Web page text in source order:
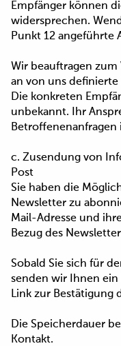
Empfänger können
widersprechen.
Punkt 12 angeführte
Wir beauftragen
an von uns definierte
Die konkreten
unbekannt. Ihr
Betroffenenanfragen
c. Zusendung von
Post
Sie haben die
Newsletter zu
Mail-Adresse und
Bezug des
Sobald Sie sich für
senden wir Ihnen
Link zur Bestätigung
Die Speicherdauer
Kontakt.